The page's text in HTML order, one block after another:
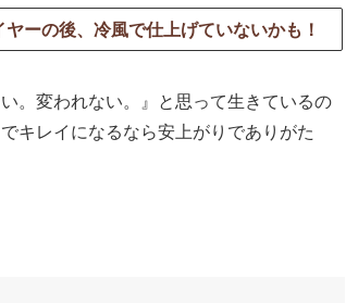
ーの後、冷風で仕上げていないかも！
。変われない。』と思って生きているの
キレイになるなら安上がりでありがた